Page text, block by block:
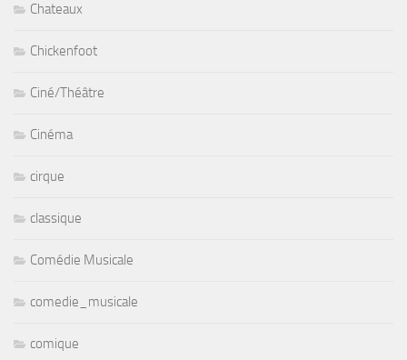
Chateaux
Chickenfoot
Ciné/Théâtre
Cinéma
cirque
classique
Comédie Musicale
comedie_musicale
comique